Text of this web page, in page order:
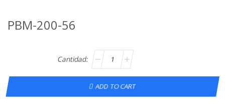
PBM-200-56
ADD TO CART